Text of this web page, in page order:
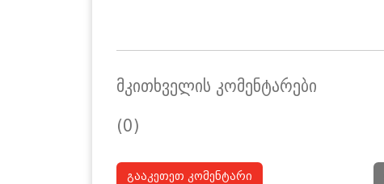
მკითხველის კომენტარები
(0)
გააკეთეთ კომენტარი